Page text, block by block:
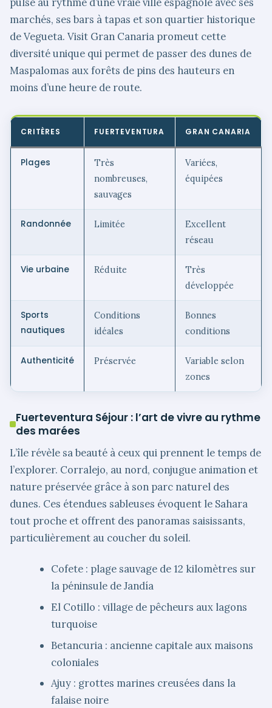
marchés, ses bars à tapas et son quartier historique
de Vegueta. Visit Gran Canaria promeut cette
diversité unique qui permet de passer des dunes de
Maspalomas aux forêts de pins des hauteurs en
moins d’une heure de route.
CRITÈRES FUERTEVENTURA GRAN CANARIA
Plages
Très
nombreuses,
sauvages
Variées,
équipées
Randonnée Limitée
Excellent
réseau
Vie urbaine Réduite
Très
développée
Sports
nautiques
Conditions
idéales
Bonnes
conditions
Authenticité Préservée
Variable selon
zones
Fuerteventura Séjour : l’art de vivre au rythme
des marées
L’île révèle sa beauté à ceux qui prennent le temps de
l’explorer. Corralejo, au nord, conjugue animation et
nature préservée grâce à son parc naturel des
dunes. Ces étendues sableuses évoquent le Sahara
tout proche et offrent des panoramas saisissants,
particulièrement au coucher du soleil.
Cofete : plage sauvage de 12 kilomètres sur
la péninsule de Jandía
El Cotillo : village de pêcheurs aux lagons
turquoise
Betancuria : ancienne capitale aux maisons
coloniales
Ajuy : grottes marines creusées dans la
falaise noire